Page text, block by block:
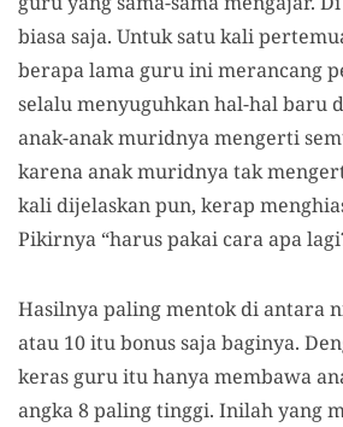
biasa saja. Untuk satu kali
berapa lama guru ini merancang
selalu menyuguhkan hal-hal baru
anak-anak muridnya mengerti
karena anak muridnya tak
kali dijelaskan pun, kerap
Pikirnya “harus pakai cara apa
Hasilnya paling mentok di antara
atau 10 itu bonus saja baginya.
keras guru itu hanya membawa
angka 8 paling tinggi. Inilah yang